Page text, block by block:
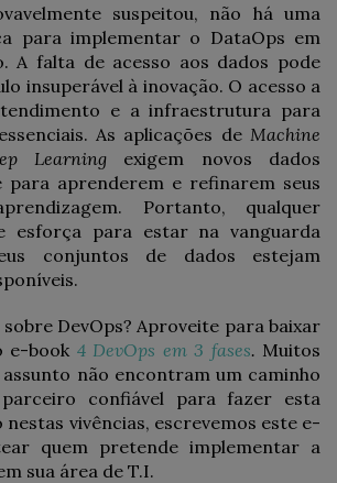
suspeitou, não há uma
para implementar o DataOps em
A falta de acesso aos dados pode
insuperável à inovação. O acesso a
e a infraestrutura para
As aplicações de Machine
Learning exigem novos dados
para aprenderem e refinarem seus
Portanto, qualquer
esforça para estar na vanguarda
conjuntos de dados estejam
DevOps? Aproveite para baixar
e-book 4 DevOps em 3 fases. Muitos
não encontram um caminho
confiável para fazer esta
nestas vivências, escrevemos este e-
quem pretende implementar a
sua área de T.I.